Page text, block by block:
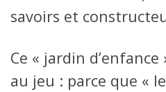
savoirs et
Ce « jardin
au jeu : parce que «